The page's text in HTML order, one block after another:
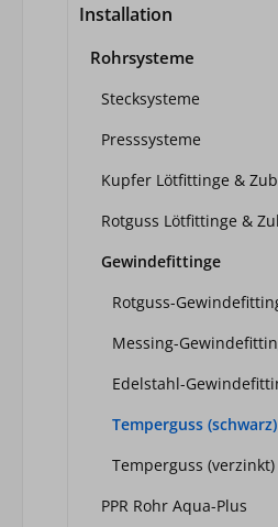
Installation
Rohrsysteme
Stecksysteme
Presssysteme
Kupfer Lötfittinge &
Rotguss Lötfittinge &
Gewindefittinge
Rotguss-
Messing-
Edelstahl-
Temperguss (schwarz)
Temperguss (verzinkt)
PPR Rohr Aqua-Plus